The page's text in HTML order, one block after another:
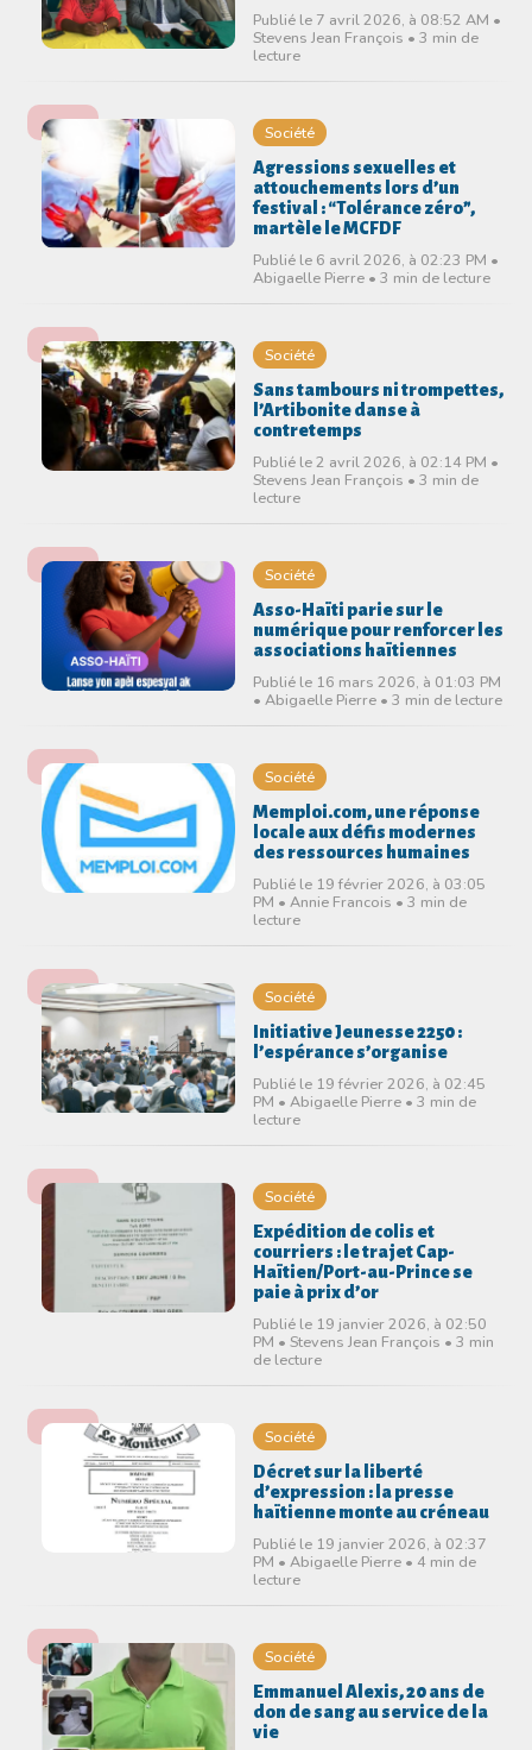
Publié le 7 avril 2026, à 08:52 AM •
Stevens Jean François • 3 min de
lecture
Société
Agressions sexuelles et
attouchements lors d’un
festival : “Tolérance zéro”,
martèle le MCFDF
Publié le 6 avril 2026, à 02:23 PM •
Abigaelle Pierre • 3 min de lecture
Société
Sans tambours ni trompettes,
l’Artibonite danse à
contretemps
Publié le 2 avril 2026, à 02:14 PM •
Stevens Jean François • 3 min de
lecture
Société
Asso-Haïti parie sur le
numérique pour renforcer les
associations haïtiennes
Publié le 16 mars 2026, à 01:03 PM
• Abigaelle Pierre • 3 min de lecture
Société
Memploi.com, une réponse
locale aux défis modernes
des ressources humaines
Publié le 19 février 2026, à 03:05
PM • Annie Francois • 3 min de
lecture
Société
Initiative Jeunesse 2250 :
l’espérance s’organise
Publié le 19 février 2026, à 02:45
PM • Abigaelle Pierre • 3 min de
lecture
Société
Expédition de colis et
courriers : le trajet Cap-
Haïtien/Port-au-Prince se
paie à prix d’or
Publié le 19 janvier 2026, à 02:50
PM • Stevens Jean François • 3 min
de lecture
Société
Décret sur la liberté
d’expression : la presse
haïtienne monte au créneau
Publié le 19 janvier 2026, à 02:37
PM • Abigaelle Pierre • 4 min de
lecture
Société
Emmanuel Alexis, 20 ans de
don de sang au service de la
vie